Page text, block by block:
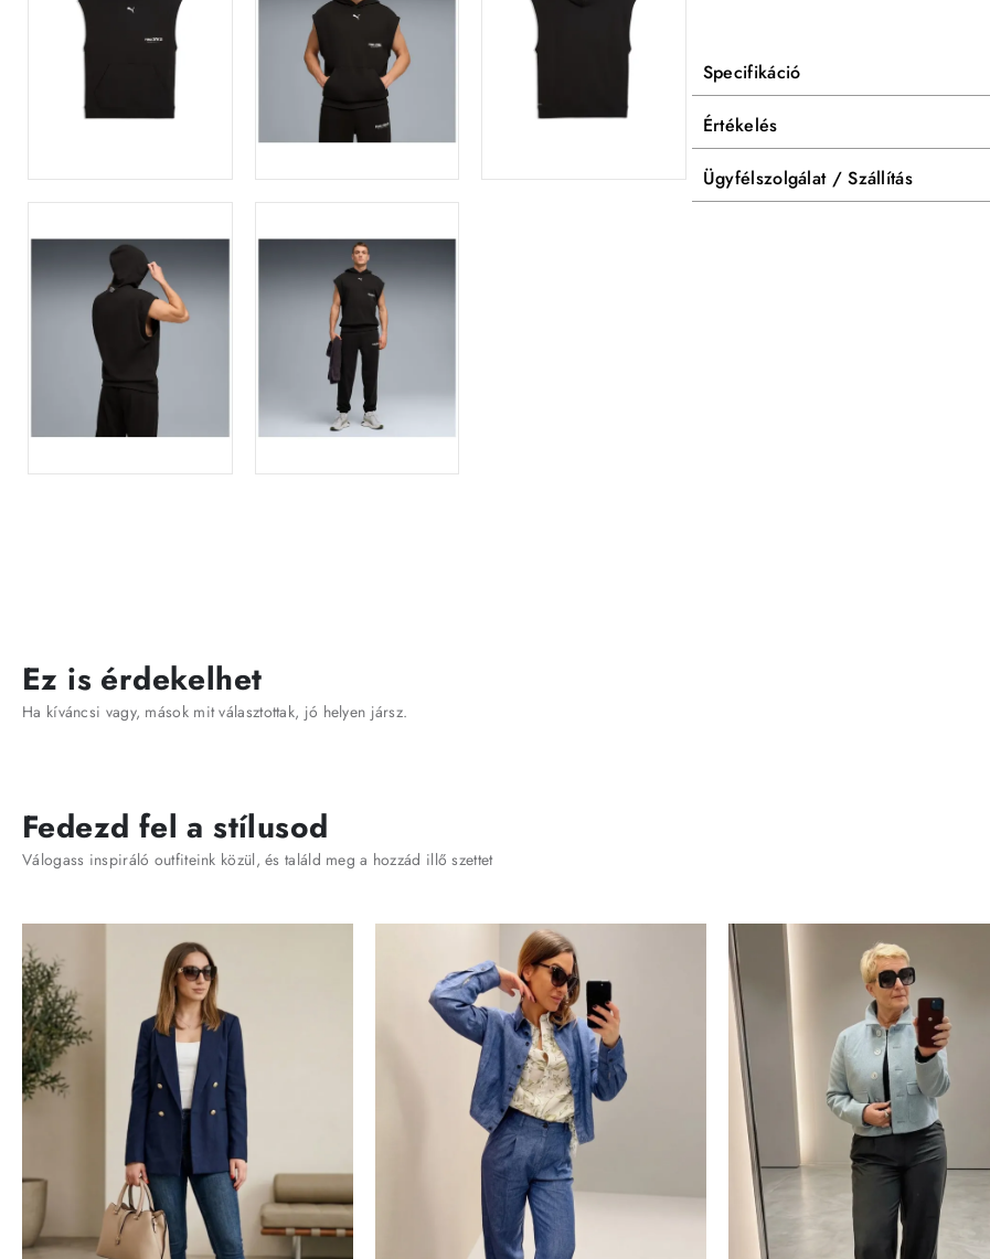
Specifikáció
Értékelés
Ügyfélszolgálat / Szállítás
Ez is érdekelhet
Ha kíváncsi vagy, mások mit választottak, jó helyen jársz.
Fedezd fel a stílusod
Válogass inspiráló outfiteink közül, és találd meg a hozzád illő szettet